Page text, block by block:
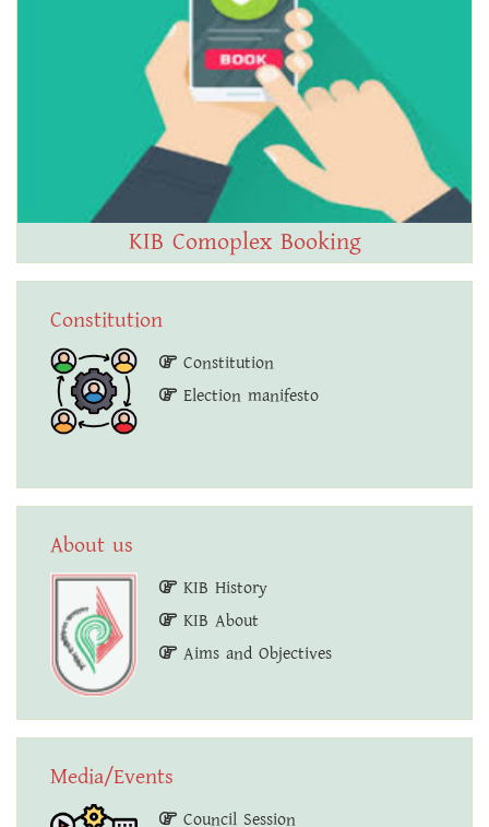
KIB Comoplex Booking
Constitution
Constitution
Election manifesto
About us
KIB History
KIB About
Aims and Objectives
Media/Events
Council Session